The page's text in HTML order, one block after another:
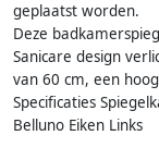
geplaatst worden.
Deze
Sanicare design
van 60 cm, een
Specificaties
Belluno Eiken Links